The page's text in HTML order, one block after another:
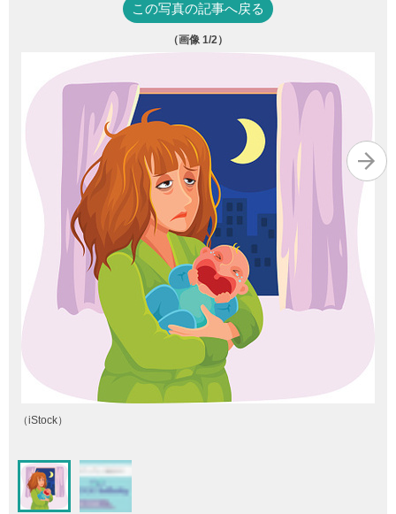
この写真の記事へ戻る
（画像 1/2）
（iStock）